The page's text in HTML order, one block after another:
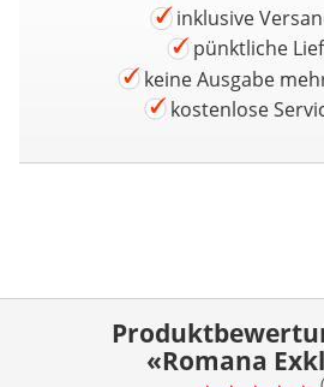
inklusive
pünktliche
keine Ausgabe
kostenlose
«Romana